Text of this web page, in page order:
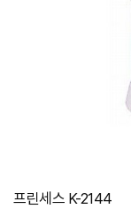
프린세스 K-2144